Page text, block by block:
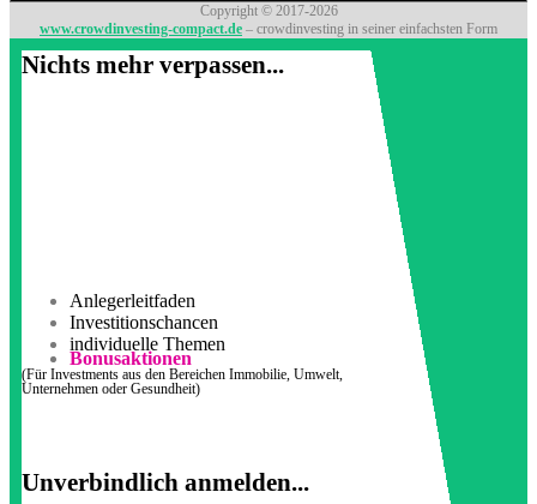
Copyright © 2017-2026
www.crowdinvesting-compact.de – crowdinvesting in seiner einfachsten Form
Nichts mehr verpassen...
Anlegerleitfaden
Investitionschancen
individuelle Themen
Bonusaktionen
(Für Investments aus den Bereichen Immobilie, Umwelt,
Unternehmen oder Gesundheit)
Unverbindlich anmelden...